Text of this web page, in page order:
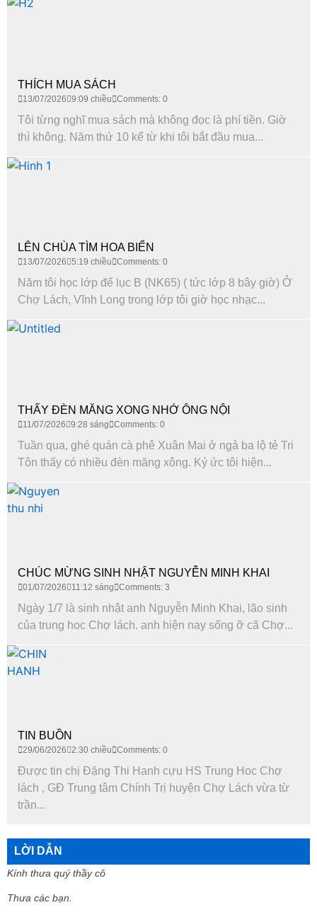
THÍCH MUA SÁCH
13/07/2026 9:09 chiều Comments: 0
Tôi từng nghĩ mua sách mà không đọc là phí tiền. Giờ
thì không. Năm thứ 10 kể từ khi tôi bắt đầu mua...
LÊN CHÙA TÌM HOA BIỂN
13/07/2026 5:19 chiều Comments: 0
Năm tôi học lớp để lục B (NK65) ( tức lớp 8 bây giờ) Ở
Chợ Lách, Vĩnh Long trong lớp tôi giờ học nhạc...
THẤY ĐÈN MĂNG XONG NHỚ ÔNG NỘI
11/07/2026 9:28 sáng Comments: 0
Tuần qua, ghé quán cà phê Xuân Mai ở ngả ba lộ tẻ Tri
Tôn thấy có nhiều đèn măng xông. Ký ức tôi hiện...
CHÚC MỪNG SINH NHẬT NGUYỄN MINH KHAI
01/07/2026 11:12 sáng Comments: 3
Ngày 1/7 là sinh nhật anh Nguyễn Minh Khai, lão sinh
của trung hoc Chợ lách. anh hiện nay sống ỡ cã Chợ...
TIN BUỒN
29/06/2026 2:30 chiều Comments: 0
Được tin chị Đặng Thi Hanh cựu HS Trung Hoc Chợ
lách , GĐ Trung tâm Chính Trị huyện Chợ Lách vừa từ
trần...
LỜI DẪN
Kính thưa quý thầy cô
Thưa các bạn.